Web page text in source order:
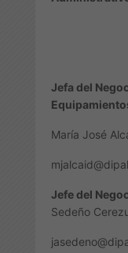
Jefa del
María José
Jefe del
Sedeño